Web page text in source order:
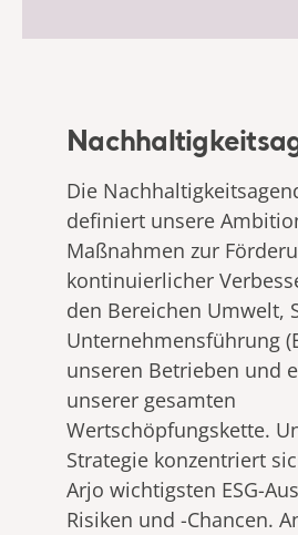
Die
definiert unsere
Maßnahmen zur
kontinuierlicher
den Bereichen Umwelt,
Unternehmensführung
unseren Betrieben und
unserer gesamten
Wertschöpfungskette.
Strategie konzentriert
Arjo wichtigsten ESG-
Risiken und -Chancen.